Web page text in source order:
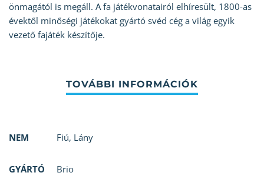
önmagától is megáll. A fa játékvonatairól elhíresült, 1800-as
évektől minőségi játékokat gyártó svéd cég a világ egyik
vezető fajáték készítője.
NEM Fiú, Lány
GYÁRTÓ Brio